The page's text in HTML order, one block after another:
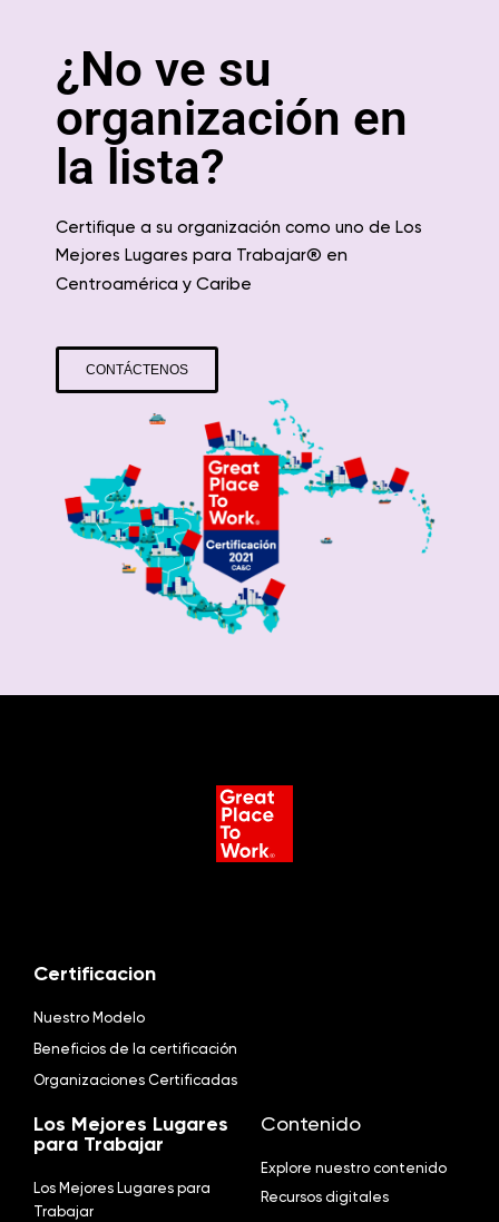
¿No ve su
organización en
la lista?
Certifique a su organización como uno de Los
Mejores Lugares para Trabajar® en
Centroamérica y Caribe
CONTÁCTENOS
Certificacion
Nuestro Modelo
Beneficios de la certificación
Organizaciones Certificadas
Los Mejores Lugares
para Trabajar
Los Mejores Lugares para
Trabajar
Contenido
Explore nuestro contenido
Recursos digitales